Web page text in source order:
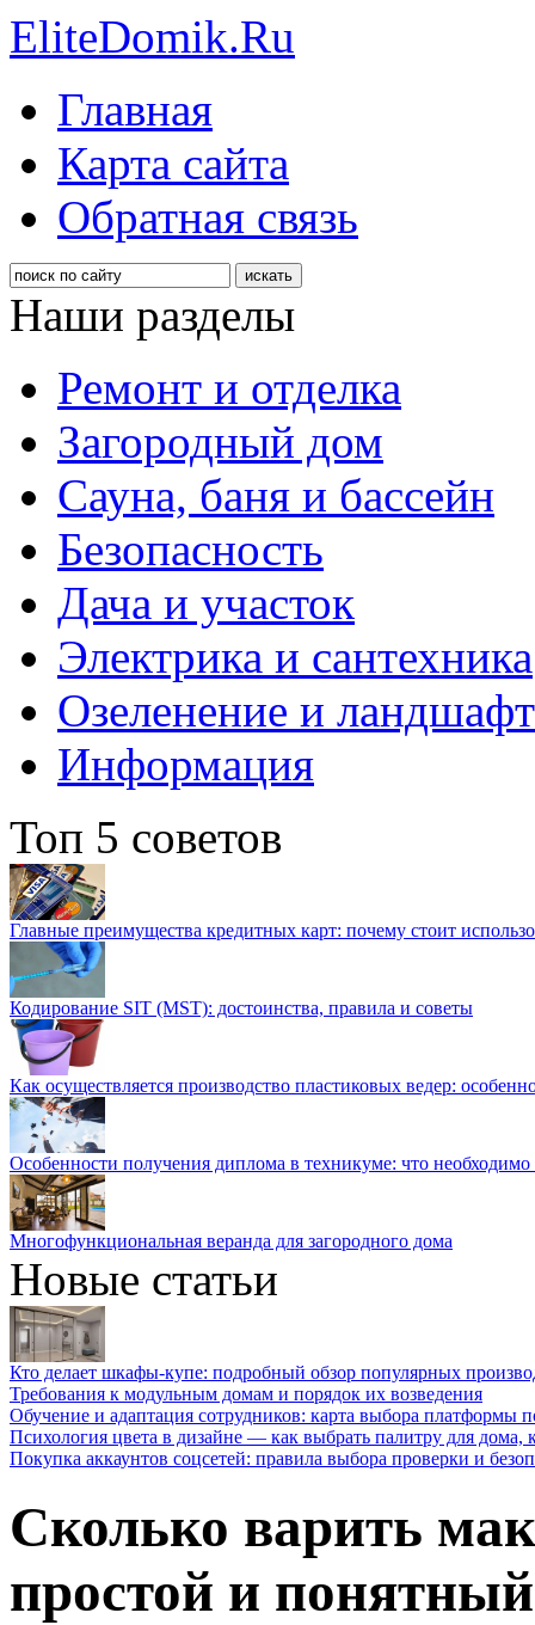
EliteDomik.Ru
Главная
Карта сайта
Обратная связь
Наши разделы
Ремонт и отделка
Загородный дом
Сауна, баня и бассейн
Безопасность
Дача и участок
Электрика и сантехника
Озеленение и
Информация
Топ 5 советов
Главные преимущества кредитных карт: почему стоит
Кодирование SIT (MST): достоинства, правила и советы
Как осуществляется производство пластиковых ведер:
Особенности получения диплома в техникуме: что необходимо
Многофункциональная веранда для загородного дома
Новые статьи
Кто делает шкафы-купе: подробный обзор популярных
Требования к модульным домам и порядок их возведения
Обучение и адаптация сотрудников: карта выбора платформы
Психология цвета в дизайне — как выбрать палитру для дома,
Покупка аккаунтов соцсетей: правила выбора проверки и
Сколько варить
простой и